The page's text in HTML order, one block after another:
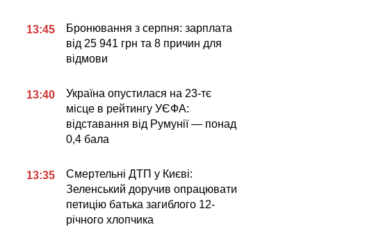
13:45
Бронювання з серпня: зарплата
від 25 941 грн та 8 причин для
відмови
13:40
Україна опустилася на 23-тє
місце в рейтингу УЄФА:
відставання від Румунії — понад
0,4 бала
13:35
Смертельні ДТП у Києві:
Зеленський доручив опрацювати
петицію батька загиблого 12-
річного хлопчика